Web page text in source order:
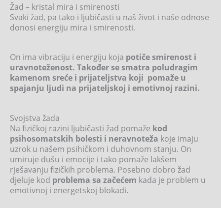
Žad – kristal mira i smirenosti
Svaki žad, pa tako i ljubičasti u naš život i naše odnose
donosi energiju mira i smirenosti.
On ima vibraciju i energiju koja potiče smirenost i
uravnoteženost. Također se smatra poludragim
kamenom sreće i prijateljstva koji pomaže u
spajanju ljudi na prijateljskoj i emotivnoj razini.
Svojstva žada
Na fizičkoj razini ljubičasti žad pomaže kod
psihosomatskih bolesti i neravnoteža koje imaju
uzrok u našem psihičkom i duhovnom stanju. On
umiruje dušu i emocije i tako pomaže lakšem
rješavanju fizičkih problema. Posebno dobro žad
djeluje kod problema sa začećem kada je problem u
emotivnoj i energetskoj blokadi.